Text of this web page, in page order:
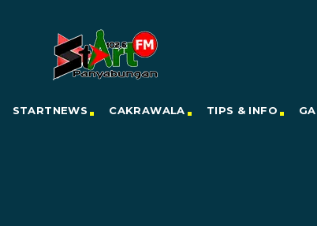
STARTNEWS CAKRAWALA TIPS & INFO